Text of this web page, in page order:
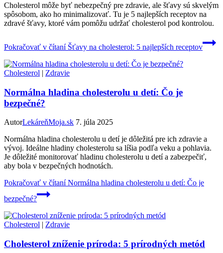
Cholesterol môže byť nebezpečný pre zdravie, ale šťavy sú skvelým
spôsobom, ako ho minimalizovať. Tu je 5 najlepších receptov na
zdravé šťavy, ktoré vám pomôžu udržať cholesterol pod kontrolou.
Pokračovať v čítaníŠťavy na cholesterol: 5 najlepších receptov
Cholesterol | Zdravie
Normálna hladina cholesterolu u detí: Čo je
bezpečné?
AutorLekáreňMoja.sk 7. júla 2025
Normálna hladina cholesterolu u detí je dôležitá pre ich zdravie a
vývoj. Ideálne hladiny cholesterolu sa líšia podľa veku a pohlavia.
Je dôležité monitorovať hladinu cholesterolu u detí a zabezpečiť,
aby bola v bezpečných hodnotách.
Pokračovať v čítaníNormálna hladina cholesterolu u detí: Čo je
bezpečné?
Cholesterol | Zdravie
Cholesterol zníženie príroda: 5 prírodných metód